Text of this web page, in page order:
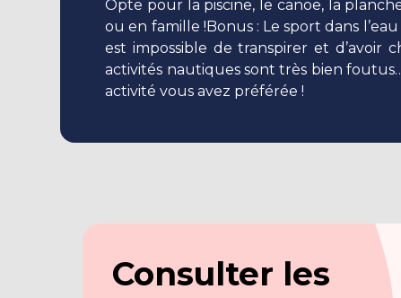
Opte pour la piscine, le canoë, la
ou en famille !Bonus : Le sport dans
est impossible de transpirer et d’avoir
activités nautiques sont très bien
activité vous avez préférée !
Consulter les